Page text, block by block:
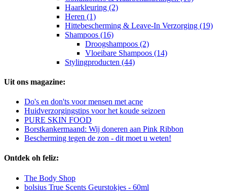
Haarkleuring (2)
Heren (1)
Hittebescherming & Leave-In Verzorging (19)
Shampoos (16)
Droogshampoos (2)
Vloeibare Shampoos (14)
Stylingproducten (44)
Uit ons magazine:
Do's en don'ts voor mensen met acne
Huidverzorgingstips voor het koude seizoen
PURE SKIN FOOD
Borstkankermaand: Wij doneren aan Pink Ribbon
Bescherming tegen de zon - dit moet u weten!
Ontdek oh feliz:
The Body Shop
bolsius True Scents Geurstokjes - 60ml